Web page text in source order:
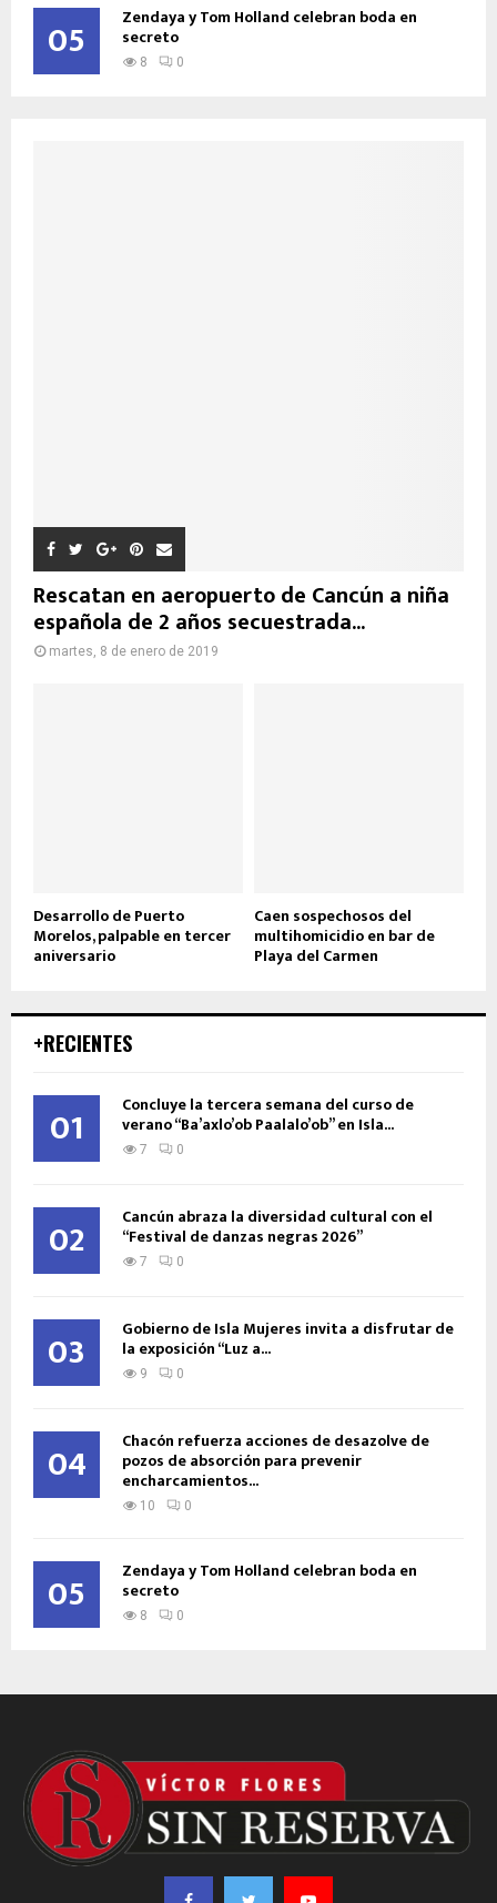
05 Zendaya y Tom Holland celebran boda en
secreto
8 0
Rescatan en aeropuerto de Cancún a niña
española de 2 años secuestrada...
martes, 8 de enero de 2019
Desarrollo de Puerto
Morelos, palpable en tercer
aniversario
Caen sospechosos del
multihomicidio en bar de
Playa del Carmen
+RECIENTES
01 Concluye la tercera semana del curso de
verano “Ba’axlo’ob Paalalo’ob” en Isla...
7 0
02 Cancún abraza la diversidad cultural con el
“Festival de danzas negras 2026”
7 0
03 Gobierno de Isla Mujeres invita a disfrutar de
la exposición “Luz a...
9 0
04 Chacón refuerza acciones de desazolve de
pozos de absorción para prevenir
encharcamientos...
10 0
05 Zendaya y Tom Holland celebran boda en
secreto
8 0